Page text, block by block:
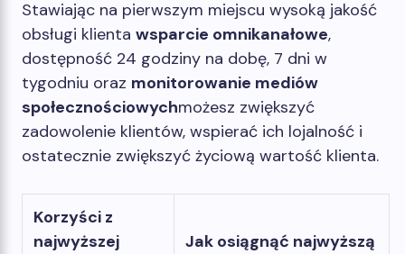
Stawiając na pierwszym miejscu wysoką jakość
obsługi klienta wsparcie omnikanałowe,
dostępność 24 godziny na dobę, 7 dni w
tygodniu oraz monitorowanie mediów
społecznościowychmożesz zwiększyć
zadowolenie klientów, wspierać ich lojalność i
ostatecznie zwiększyć życiową wartość klienta.
Korzyści z
najwyższej
Jak osiągnąć najwyższą